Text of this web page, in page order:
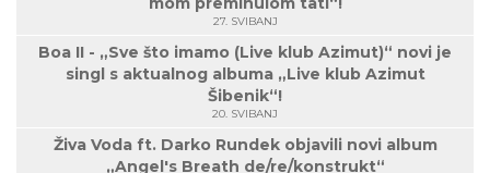
27. SVIBANJ
Boa II - „Sve što imamo (Live klub Azimut)“ novi je
singl s aktualnog albuma „Live klub Azimut
Šibenik“!
20. SVIBANJ
Živa Voda ft. Darko Rundek objavili novi album
„Angel's Breath de/re/konstrukt“